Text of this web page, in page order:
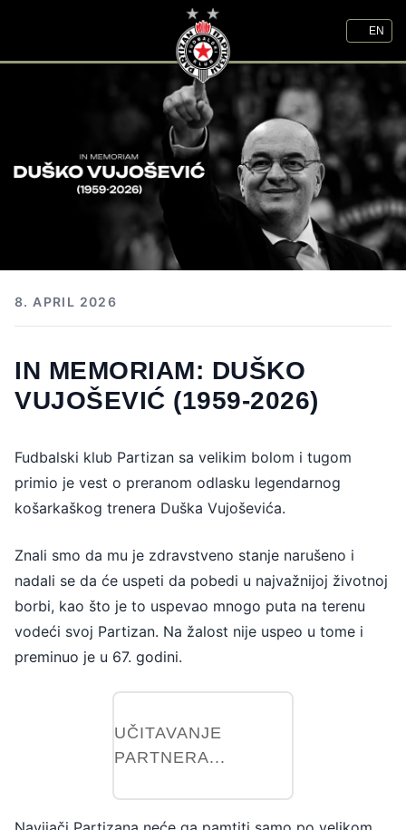
EN
8. APRIL 2026
IN MEMORIAM: DUŠKO
VUJOŠEVIĆ (1959-2026)
Fudbalski klub Partizan sa velikim bolom i tugom
primio je vest o preranom odlasku legendarnog
košarkaškog trenera Duška Vujoševića.
Znali smo da mu je zdravstveno stanje narušeno i
nadali se da će uspeti da pobedi u najvažnijoj životnoj
borbi, kao što je to uspevao mnogo puta na terenu
vodeći svoj Partizan. Na žalost nije uspeo u tome i
preminuo je u 67. godini.
UČITAVANJE
PARTNERA...